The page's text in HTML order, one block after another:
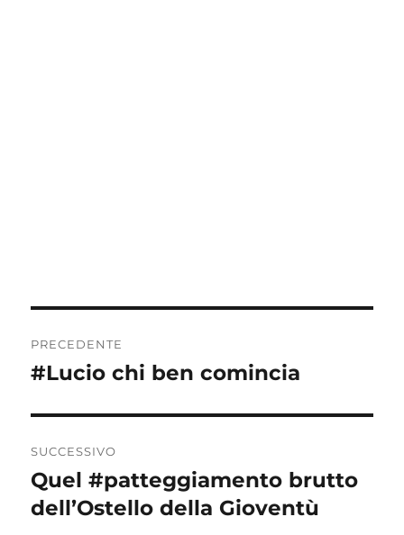
articoli
PRECEDENTE
Articolo
#Lucio chi ben comincia
SUCCESSIVO
Articolo
successivo:
Quel #patteggiamento brutto
dell’Ostello della Gioventù